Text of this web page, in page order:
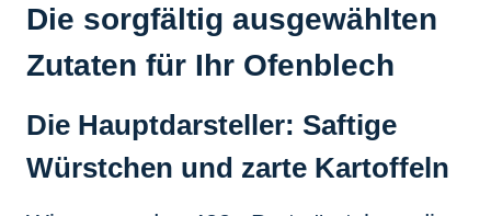
Die sorgfältig ausgewählten
Zutaten für Ihr Ofenblech
Die Hauptdarsteller: Saftige
Würstchen und zarte Kartoffeln